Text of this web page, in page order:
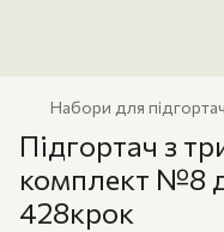
Набори для
Підгортач з
комплект №8
428крок